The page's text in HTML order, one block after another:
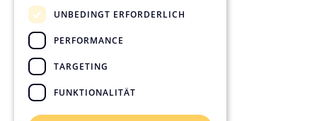
UNBEDINGT ERFORDERLICH
PERFORMANCE
TARGETING
FUNKTIONALITÄT